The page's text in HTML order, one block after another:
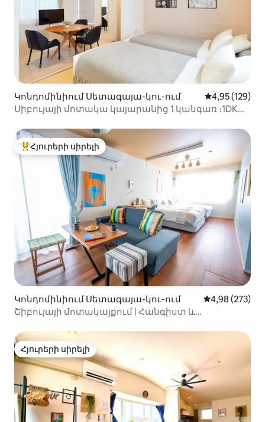
մոտավորապես 130 մ/ 3 րոպե
【Կարևոր նշումներ】 ・
Անվտանգության տեսախցիկները
տեղադրված են միայն տարածքից
դուրս ։ Նրանք չեն գրանցվում
սենյակում: ・Սպառվող իրերը,
ինչպիսիք են զուգարանի թուղթը և
հյուսվածքները, նախապես
պահեստավորված են, բայց չեն
համալրվում ձեր այցի ընթացքում ։
ենք լրացուցիչ պարագաներ ձեռք
բերել մոտակա խանութում ։ ・
Հարմարությունները (օրինակ ՝
սրբիչները և անկողնային
պարագաները) կտրամադրվեն
ամրագրման մեջ ներառված
հյուրերի թվի հիման վրա ։
Կոնդոմինիում Սետագայա-կու-ում Միջին
4,95 (129)
Սիբույայի մոտակա կայարանից 1 կանգառ ։1DK
Omotesando - ի և Skytree - ի անմիջական մուտքով
Հյուրերի սիրելի լավագույն տները
Հյուրերի սիրելի
Կոնդոմինիում Սետագայա-կու-ում Միջին
4,98 (273)
Շիբույայի մոտակայքում | Հանգիստ և
Հյուրերի սիրելի
Հյուրերի սիրելի